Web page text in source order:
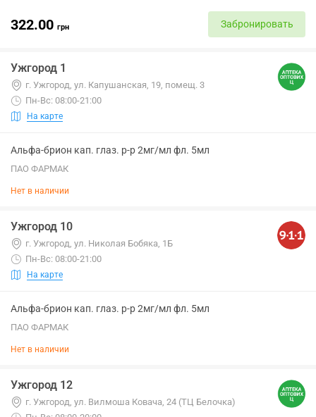
322.00 грн Забронировать
Ужгород 1
г. Ужгород, ул. Капушанская, 19, помещ. 3
Пн-Вс: 08:00-21:00
На карте
Альфа-брион кап. глаз. р-р 2мг/мл фл. 5мл
ПАО ФАРМАК
Нет в наличии
Ужгород 10
г. Ужгород, ул. Николая Бобяка, 1Б
Пн-Вс: 08:00-21:00
На карте
Альфа-брион кап. глаз. р-р 2мг/мл фл. 5мл
ПАО ФАРМАК
Нет в наличии
Ужгород 12
г. Ужгород, ул. Вилмоша Ковача, 24 (ТЦ Белочка)